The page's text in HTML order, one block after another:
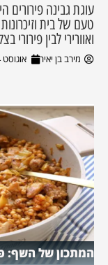
עוגת גבינה פירורים
טעם של בית
ואוורירי לבין
מירב בן יאיר אוגוסט 4, 2026
המתכון של השף: